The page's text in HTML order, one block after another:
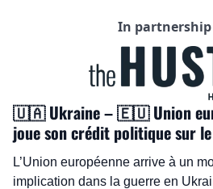
In
🇺🇦 Ukraine – 🇪🇺 Union
joue son crédit politique sur
L’Union européenne arrive à un
implication dans la guerre en